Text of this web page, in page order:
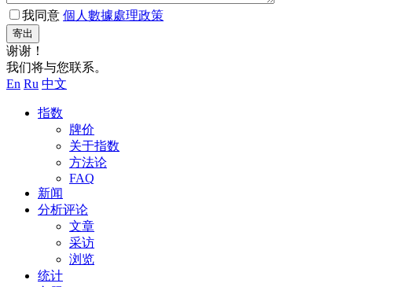
我同意 個人數據處理政策
寄出
谢谢！
我们将与您联系。
En Ru 中文
指数
牌价
关于指数
方法论
FAQ
新闻
分析评论
文章
采访
浏览
统计